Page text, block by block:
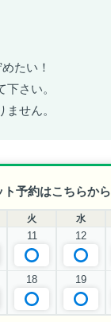
たい！
さい。
せん。
予約はこちらから
火 水
11 12
18 19